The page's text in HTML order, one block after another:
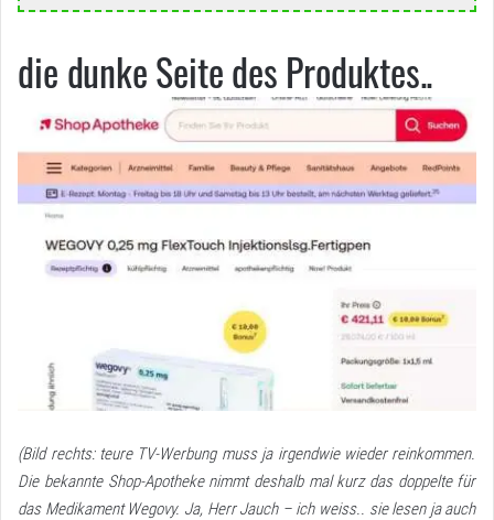
die dunke Seite des Produktes..
(Bild rechts: teure TV-Werbung muss ja irgendwie wieder reinkommen.
Die bekannte Shop-Apotheke nimmt deshalb mal kurz das doppelte für
das Medikament Wegovy. Ja, Herr Jauch – ich weiss.. sie lesen ja auch